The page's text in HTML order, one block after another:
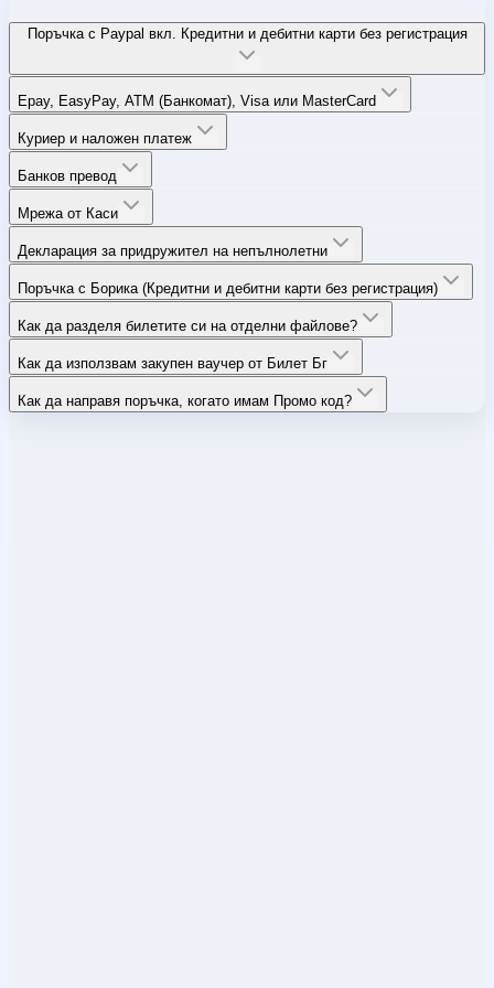
Поръчка с Paypal вкл. Кредитни и дебитни карти без регистрация
Epay, EasyPay, ATM (Банкомат), Visa или MasterCard
Куриер и наложен платеж
Банков превод
Мрежа от Каси
Декларация за придружител на непълнолетни
Поръчка с Борика (Кредитни и дебитни карти без регистрация)
Как да разделя билетите си на отделни файлове?
Как да използвам закупен ваучер от Билет Бг
Как да направя поръчка, когато имам Промо код?